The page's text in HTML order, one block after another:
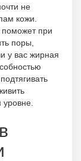
не
кожи.
поможет при
поры,
у вас жирная